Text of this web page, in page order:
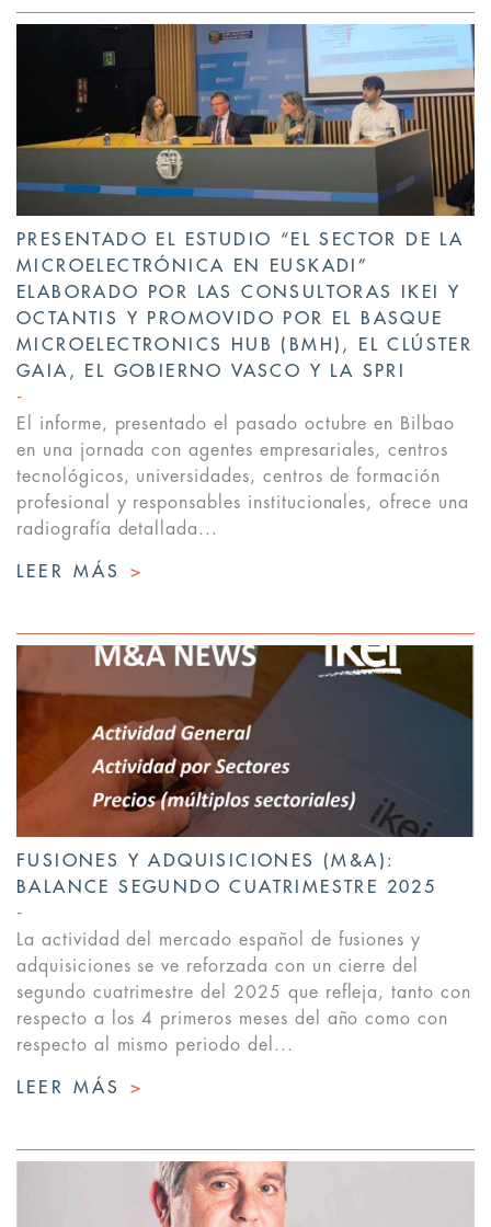
PRESENTADO EL ESTUDIO “EL SECTOR DE LA
MICROELECTRÓNICA EN EUSKADI”
ELABORADO POR LAS CONSULTORAS IKEI Y
OCTANTIS Y PROMOVIDO POR EL BASQUE
MICROELECTRONICS HUB (BMH), EL CLÚSTER
GAIA, EL GOBIERNO VASCO Y LA SPRI
El informe, presentado el pasado octubre en Bilbao
en una jornada con agentes empresariales, centros
tecnológicos, universidades, centros de formación
profesional y responsables institucionales, ofrece una
radiografía detallada...
LEER MÁS >
FUSIONES Y ADQUISICIONES (M&A):
BALANCE SEGUNDO CUATRIMESTRE 2025
La actividad del mercado español de fusiones y
adquisiciones se ve reforzada con un cierre del
segundo cuatrimestre del 2025 que refleja, tanto con
respecto a los 4 primeros meses del año como con
respecto al mismo periodo del...
LEER MÁS >